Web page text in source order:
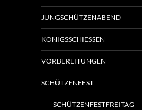
JUNGSCHÜTZENABEND
KÖNIGSSCHIESSEN
VORBEREITUNGEN
SCHÜTZENFEST
SCHÜTZENFESTFREITAG